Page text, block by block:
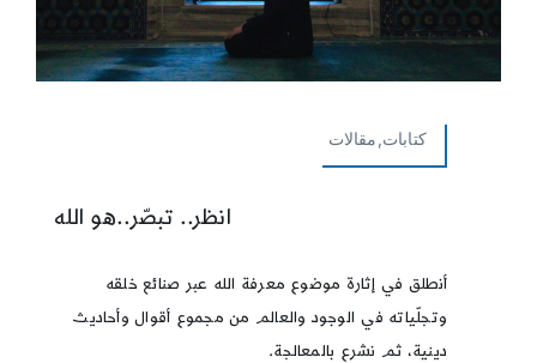
كتابات,مقالات
انظر.. تبصّر..هو الله
أنطلق في إثارة موضوع معرفة الله عبر صنائع خلقه
وتجلّياته في الوجود والعالم من مجموع أقوال وأحاديث
دينية، ثم نشرع بالمعالجة.